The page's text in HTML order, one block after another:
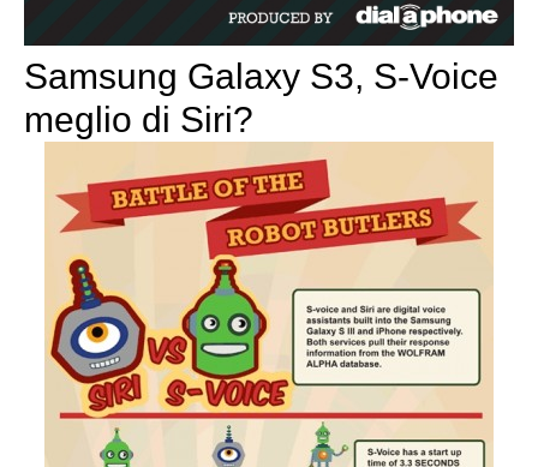
Samsung Galaxy S3, S-Voice
meglio di Siri?